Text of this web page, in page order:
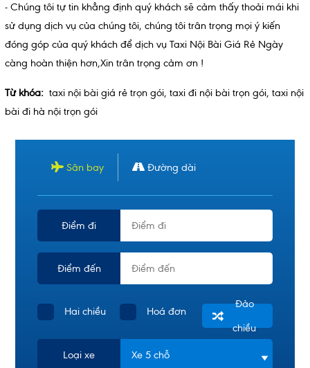
- Chúng tôi tự tin khẳng định quý khách sẽ cảm thấy thoải mái khi
sử dụng dịch vụ của chúng tôi, chúng tôi trân trọng mọi ý kiến
đóng góp của quý khách để dịch vụ Taxi Nội Bài Giá Rẻ Ngày
càng hoàn thiện hơn,Xin trân trọng cảm ơn !
Từ khóa: taxi nội bài giá rẻ trọn gói, taxi đi nội bài trọn gói, taxi nội
bài đi hà nội trọn gói
Sân bay Đường dài
Điểm đi
Điểm đến
Hai chiều Hoá đơn
Đảo
chiều
Loại xe